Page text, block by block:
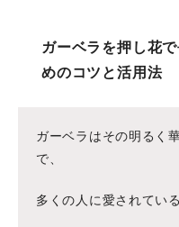
ガーベラを押し花
めのコツと活用法
ガーベラはその明るく
で、
多くの人に愛されてい